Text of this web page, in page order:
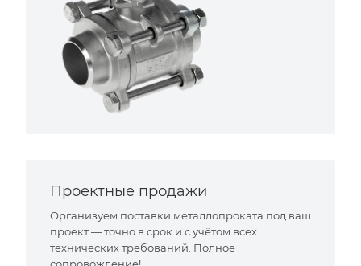
Проектные продажи
Организуем поставки металлопроката под ваш
проект — точно в срок и с учётом всех
технических требований. Полное
сопровождение!